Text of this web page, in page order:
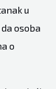
u
osoba
o